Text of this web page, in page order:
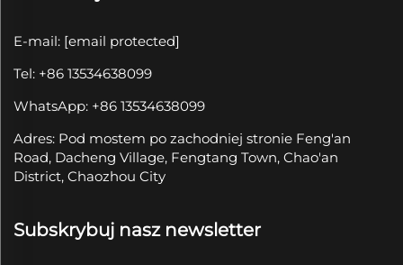
E-mail: [email protected]
Tel: +86 13534638099
WhatsApp: +86 13534638099
Adres: Pod mostem po zachodniej stronie Feng'an
Road, Dacheng Village, Fengtang Town, Chao'an
District, Chaozhou City
Subskrybuj nasz newsletter